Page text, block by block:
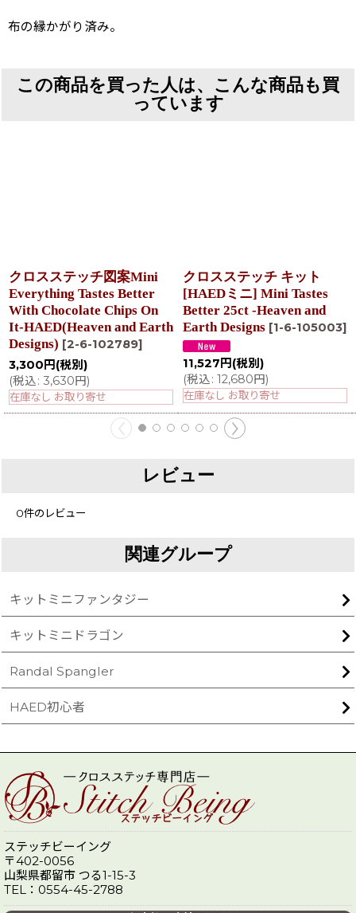
布の縁かがり済み。
この商品を買った人は、こんな商品も買
っています
クロスステッチ図案Mini
Everything Tastes Better
With Chocolate Chips On
It-HAED(Heaven and Earth
Designs) [2-6-102789]
3,300 円 (税別)
(税込: 3,630円)
在庫なし お取り寄せ
クロスステッチ キット
[HAEDミニ] Mini Tastes
Better 25ct -Heaven and
Earth Designs [1-6-105003]
11,527 円 (税別)
(税込: 12,680円)
在庫なし お取り寄せ
レビュー
0件のレビュー
関連グループ
キットミニファンタジー
キットミニドラゴン
Randal Spangler
HAED初心者
ステッチビーイング
〒402-0056
山梨県都留市 つる1-15-3
TEL：0554-45-2788